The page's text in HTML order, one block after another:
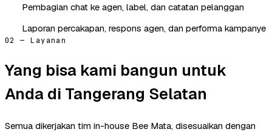
Pembagian chat ke agen, label, dan catatan pelanggan
Laporan percakapan, respons agen, dan performa kampanye
02 — Layanan
Yang bisa kami bangun untuk
Anda di Tangerang Selatan
Semua dikerjakan tim in-house Bee Mata, disesuaikan dengan